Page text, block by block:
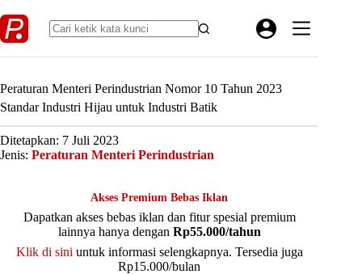
to
content
Peraturan Menteri Perindustrian Nomor 10 Tahun 2023
Standar Industri Hijau untuk Industri Batik
Ditetapkan: 7 Juli 2023
Jenis: Peraturan Menteri Perindustrian
Akses Premium Bebas Iklan
Dapatkan akses bebas iklan dan fitur spesial premium
lainnya hanya dengan Rp55.000/tahun
Klik di sini untuk informasi selengkapnya. Tersedia juga
Rp15.000/bulan